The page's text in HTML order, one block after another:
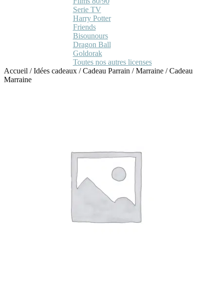
Serie TV
Harry Potter
Friends
Bisounours
Dragon Ball
Goldorak
Toutes nos autres licenses
Accueil /Idées cadeaux /Cadeau Parrain / Marraine /Cadeau
Marraine